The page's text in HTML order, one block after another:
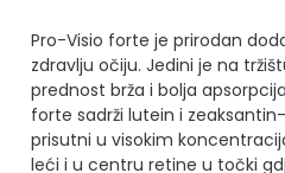
Pro-Visio forte je prirodan
zdravlju očiju. Jedini je na
prednost brža i bolja
forte sadrži lutein i zeaksantin-
prisutni u visokim
leći i u centru retine u točki